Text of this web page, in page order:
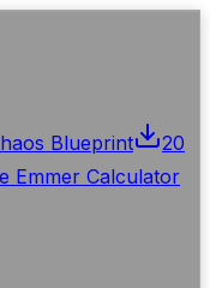
Blueprint
20
Emmer Calculator